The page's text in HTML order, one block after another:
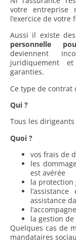
votre entreprise
l’exercice de votre
Aussi il existe
personnelle
deviennent
juridiquement
garanties.
Ce type de contrat
Qui ?
Tous les
Quoi ?
vos frais de
les
est avérée
la
assistance
la gestion
Quelques cas de
mandataires